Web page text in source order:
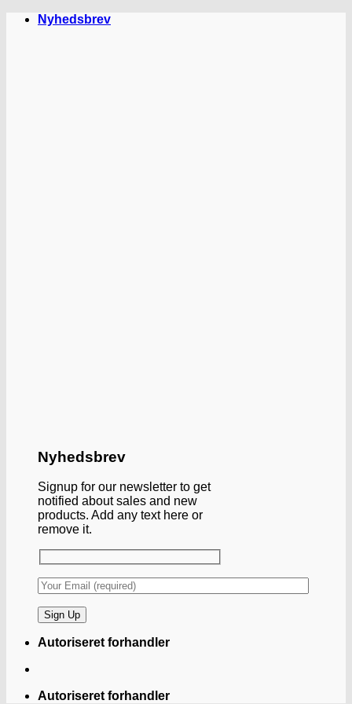
FortsætNyhedsbrev
Nyhedsbrev
Signup for our newsletter to get
notified about sales and new
products. Add any text here or
remove it.
Autoriseret forhandler
Autoriseret forhandler